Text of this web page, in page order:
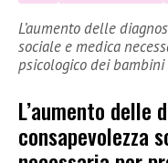
L’aumento delle
sociale e medica
psicologico dei
L’aumento delle
consapevolezza